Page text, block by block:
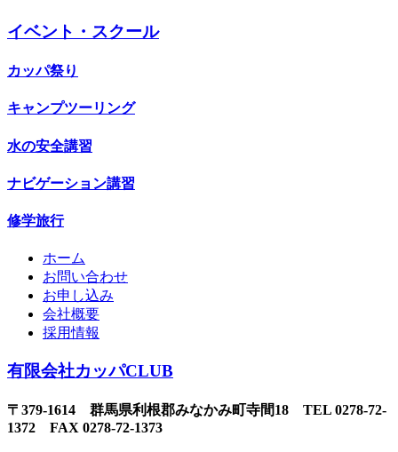
イベント・スクール
カッパ祭り
キャンプツーリング
水の安全講習
ナビゲーション講習
修学旅行
ホーム
お問い合わせ
お申し込み
会社概要
採用情報
有限会社カッパCLUB
〒379-1614 群馬県利根郡みなかみ町寺間18 TEL 0278-72-
1372 FAX 0278-72-1373